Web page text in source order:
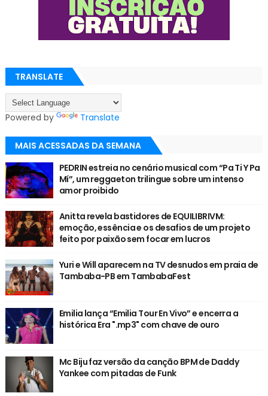
TRANSLATE
Powered by Translate
MAIS ACESSADAS DA SEMANA
PEDRIN estreia no cenário musical com “Pa Ti Y Pa
Mí”, um reggaeton trilingue sobre um intenso
amor proibido
Anitta revela bastidores de EQUILIBRIVM:
emoção, essência e os desafios de um projeto
feito por paixão sem focar em lucros
Yuri e Will aparecem na TV desnudos em praia de
Tambaba-PB em TambabaFest
Emilia lança “Emilia Tour En Vivo” e encerra a
histórica Era ".mp3" com chave de ouro
Mc Biju faz versão da canção BPM de Daddy
Yankee com pitadas de Funk